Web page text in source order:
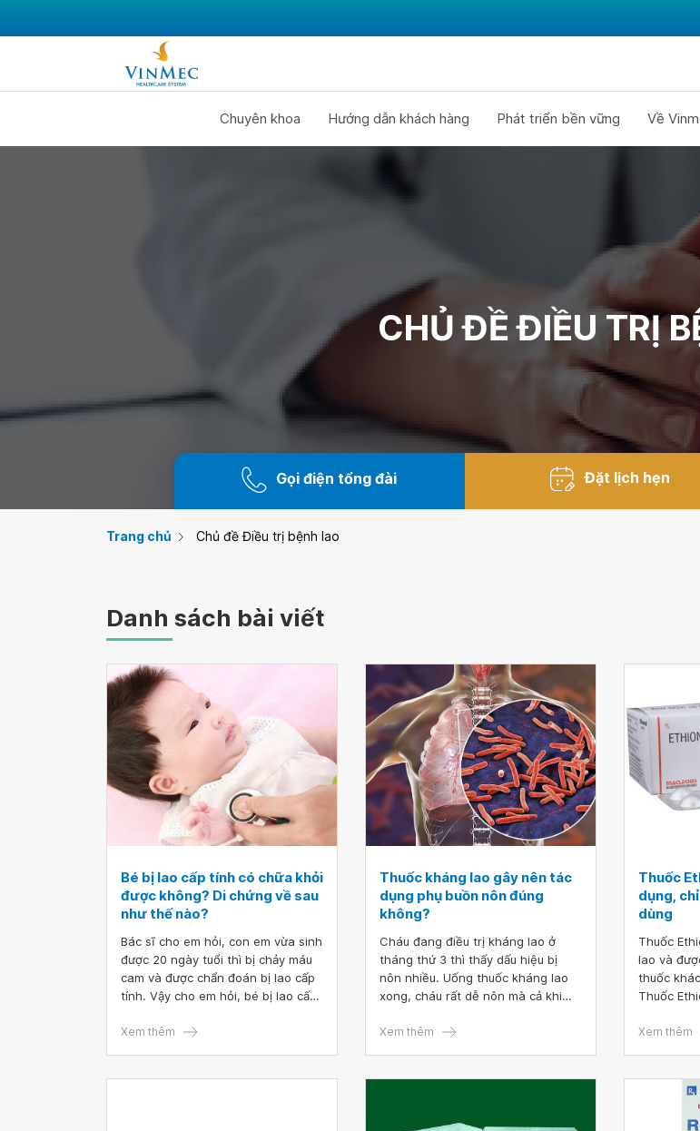
Chuyên khoa Hướng dẫn khách hàng Phát triển bền vững Về
CHỦ ĐỀ ĐIỀU TRỊ
Gọi điện tổng đài Đặt lịch hẹn
Trang chủ Chủ đề Điều trị bệnh lao
Danh sách bài viết
Bé bị lao cấp tính có chữa khỏi
được không? Di chứng về sau
như thế nào?
Bác sĩ cho em hỏi, con em vừa sinh
được 20 ngày tuổi thì bị chảy máu
cam và được chẩn đoán bị lao cấp
tính. Vậy cho em hỏi, bé bị lao cấp
chứng về sau như thế nào?
Xem thêm
Thuốc kháng lao gây nên tác
dụng phụ buồn nôn đúng
không?
Cháu đang điều trị kháng lao ở
tháng thứ 3 thì thấy dấu hiệu bị
nôn nhiều. Uống thuốc kháng lao
xong, cháu rất dễ nôn mà cả khi
nôn sau khi ăn. Bác sĩ có lời khuyên
Xem thêm
Thuốc
dụng,
dùng
Thuốc
lao và
thuốc
Thuốc
vi khuẩn,
bệnh
Xem thêm